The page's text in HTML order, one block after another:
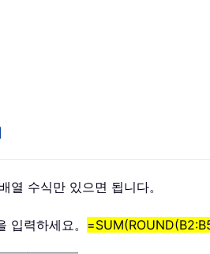
수식만 있으면 됩니다。
입력하세요。